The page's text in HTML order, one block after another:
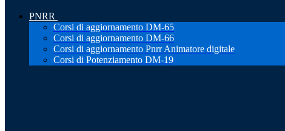
PNRR
Corsi di aggiornamento DM-65
Corsi di aggiornamento DM-66
Corsi di aggiornamento Pnrr Animatore digitale
Corsi di Potenziamento DM-19